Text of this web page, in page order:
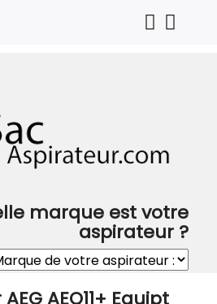
marque est votre
aspirateur ?